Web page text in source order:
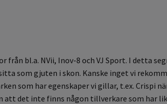
bl.a. NVii, Inov-8 och VJ Sport. I detta
som gjuten i skon. Kanske inget vi
som har egenskaper vi gillar, t.ex. Crispi
det inte finns någon tillverkare som har